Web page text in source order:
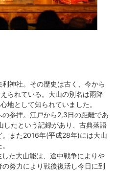
神社。その歴史は古く、今から
られている。大山の別名は雨降
地として知られていました。
参拝。江戸から2,3日の距離であ
したという記録があり、古典落語
。また2016年(平成28年)には大山
た大山能は、途中戦争によりや
努力により戦後復活し今日に到